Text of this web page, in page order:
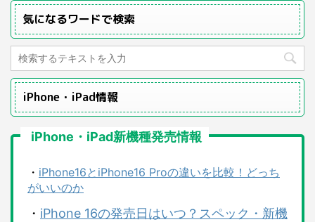
気になるワードで検索
iPhone・iPad情報
iPhone・iPad新機種発売情報
・ iPhone16とiPhone16 Proの違いを比較！どっち
がいいのか
・ iPhone 16の発売日はいつ？スペック・新機